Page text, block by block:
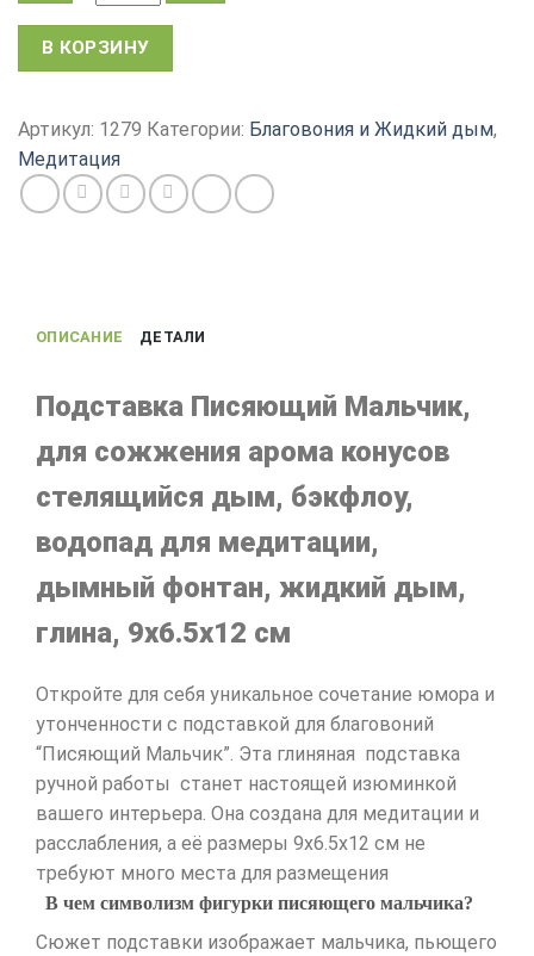
Количество
для
благовоний
Писяющий
Мальчик,
9х6.5х12
В КОРЗИНУ
Артикул: 1279 Категории: Благовония и Жидкий дым,
Медитация
ОПИСАНИЕ ДЕТАЛИ
Подставка Писяющий Мальчик,
для сожжения арома конусов
стелящийся дым, бэкфлоу,
водопад для медитации,
дымный фонтан, жидкий дым,
глина, 9х6.5х12 см
Откройте для себя уникальное сочетание юмора и
утонченности с подставкой для благовоний
“Писяющий Мальчик”. Эта глиняная подставка
ручной работы станет настоящей изюминкой
вашего интерьера. Она создана для медитации и
расслабления, а её размеры 9х6.5х12 см не
требуют много места для размещения
В чем символизм фигурки писяющего мальчика?
Сюжет подставки изображает мальчика, пьющего